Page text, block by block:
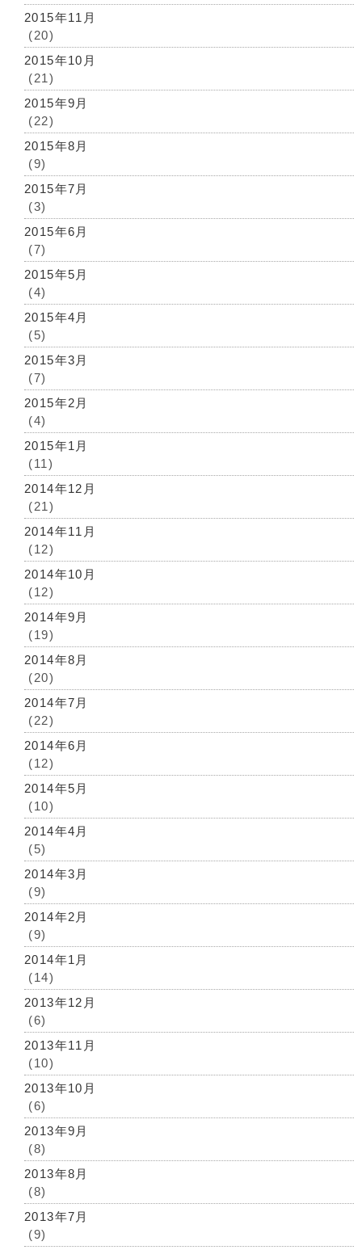
2015年11月
(20)
2015年10月
(21)
2015年9月
(22)
2015年8月
(9)
2015年7月
(3)
2015年6月
(7)
2015年5月
(4)
2015年4月
(5)
2015年3月
(7)
2015年2月
(4)
2015年1月
(11)
2014年12月
(21)
2014年11月
(12)
2014年10月
(12)
2014年9月
(19)
2014年8月
(20)
2014年7月
(22)
2014年6月
(12)
2014年5月
(10)
2014年4月
(5)
2014年3月
(9)
2014年2月
(9)
2014年1月
(14)
2013年12月
(6)
2013年11月
(10)
2013年10月
(6)
2013年9月
(8)
2013年8月
(8)
2013年7月
(9)